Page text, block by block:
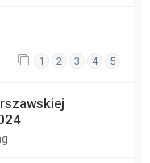
1 2 3 4 5